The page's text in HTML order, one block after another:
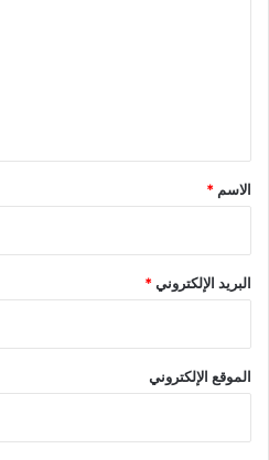
*
الاسم *
البريد الإلكتروني*
الموقع الإلكتروني